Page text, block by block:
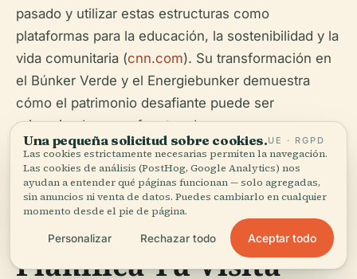
pasado y utilizar estas estructuras como
plataformas para la educación, la sostenibilidad y la
vida comunitaria (cnn.com). Su transformación en
el Búnker Verde y el Energiebunker demuestra
cómo el patrimonio desafiante puede ser
reimaginado como fuentes de esperanza,
renovación y vitalidad cultural.
Planifica Tu Visita
Una pequeña solicitud sobre cookies.UE · RGPD
Las cookies estrictamente necesarias permiten la navegación.
Las cookies de análisis (PostHog, Google Analytics) nos
ayudan a entender qué páginas funcionan — solo agregadas,
sin anuncios ni venta de datos. Puedes cambiarlo en cualquier
momento desde el pie de página.
Personalizar Rechazar todo Aceptar todo